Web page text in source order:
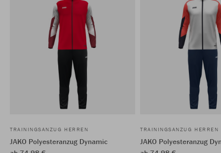
TRAININGSANZUG HERREN
JAKO Polyesteranzug Dynamic
TRAININGSANZUG HERREN
JAKO Polyesteranzug